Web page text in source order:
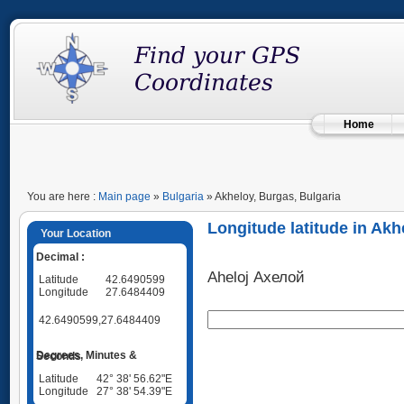
Home
You are here : Main page » Bulgaria » Akheloy, Burgas, Bulgaria
Your Location
Decimal :
Latitude
42.6490599
Longitude
27.6484409
42.6490599,27.6484409
Degrees, Minutes & Seconds
Latitude
42° 38' 56.62"E
Longitude
27° 38' 54.39"E
Longitude latitude in
Aheloj Ахелой